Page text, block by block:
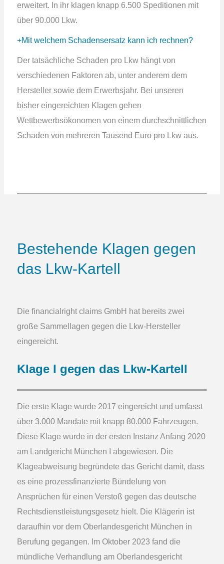
erweitert. In ihr klagen knapp 6.500 Speditionen mit
über 90.000 Lkw.
Mit welchem Schadensersatz kann ich rechnen?
Der tatsächliche Schaden pro Lkw hängt von
verschiedenen Faktoren ab, unter anderem dem
Hersteller sowie dem Erwerbsjahr. Bei unseren
bisher eingereichten Klagen gehen
Wettbewerbsökonomen von einem durchschnittlichen
Schaden von mehreren Tausend Euro pro Lkw aus.
Bestehende Klagen gegen
das Lkw-Kartell
Die financialright claims GmbH hat bereits zwei
große Sammellagen gegen die Lkw-Hersteller
eingereicht.
Klage I gegen das Lkw-Kartell
Die erste Klage wurde 2017 eingereicht und umfasst
über 3.000 Mandate mit knapp 80.000 Fahrzeugen.
Diese Klage wurde in der ersten Instanz Anfang 2020
am Landgericht München I abgewiesen. Die
Klageabweisung begründete das Gericht damit, dass
es eine prozessfinanzierte Bündelung von
Ansprüchen für einen Verstoß gegen das deutsche
Rechtsdienstleistungsgesetz hielt. Die Klägerin ist
daraufhin vor dem Oberlandesgericht München in
Berufung gegangen. Im Oktober 2023 fand die
mündliche Verhandlung am Oberlandesgericht